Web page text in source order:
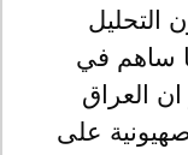
التحليل
ساهم في
العراق
على